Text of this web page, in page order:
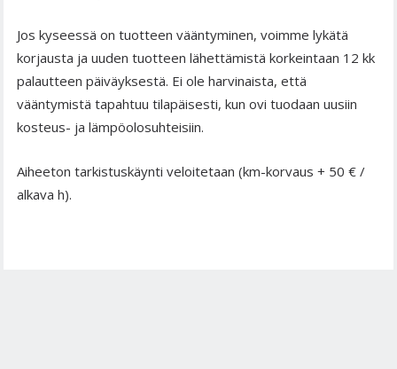
Jos kyseessä on tuotteen vääntyminen, voimme lykätä
korjausta ja uuden tuotteen lähettämistä korkeintaan 12 kk
palautteen päiväyksestä. Ei ole harvinaista, että
vääntymistä tapahtuu tilapäisesti, kun ovi tuodaan uusiin
kosteus- ja lämpöolosuhteisiin.
Aiheeton tarkistuskäynti veloitetaan (km-korvaus + 50 € /
alkava h).